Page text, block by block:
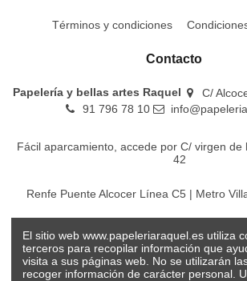
Términos y condiciones
Contacto
Papelería y bellas artes Raquel
C/
91 796 78 10
Fácil aparcamiento, accede por C/ virgen de
42
Renfe Puente Alcocer Línea C5 | Metro
El sitio web www.papeleriaraquel.es utiliza
terceros para recopilar información que
visita a sus páginas web. No se utilizarán
recoger información de carácter personal.